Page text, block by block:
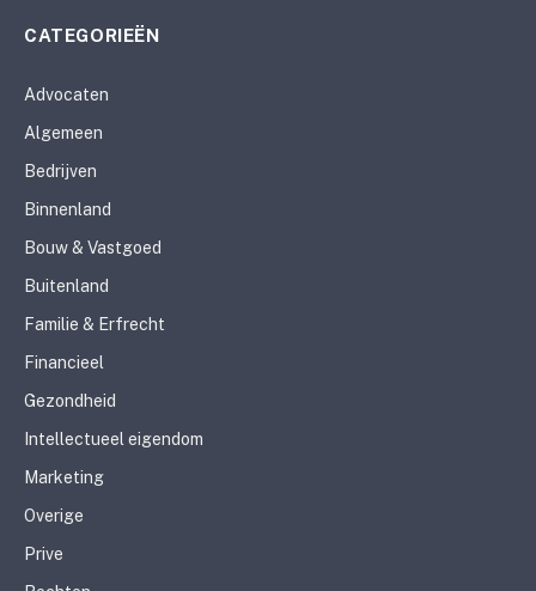
CATEGORIEËN
Advocaten
Algemeen
Bedrijven
Binnenland
Bouw & Vastgoed
Buitenland
Familie & Erfrecht
Financieel
Gezondheid
Intellectueel eigendom
Marketing
Overige
Prive